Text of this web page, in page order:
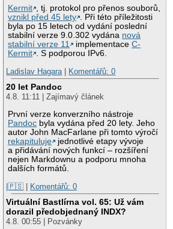
Kermit , tj. protokol pro přenos souborů,
vznikl před 45 lety . Při této příležitosti
byla po 15 letech od vydání poslední
stabilní verze 9.0.302 vydána nová
stabilní verze 11
implementaceC-
Kermit . S podporou IPv6.
Ladislav Hagara | Komentářů: 0
20 let Pandoc
4.8. 11:11 | Zajímavý článek
První verze konverzního nástroje
Pandoc byla vydána před 20 lety. Jeho
autor John MacFarlane při tomto výročí
rekapituluje
jednotlivé etapy vývoje
a přidávání nových funkcí – rozšíření
nejen Markdownu a podporu mnoha
dalších formátů.
|🇵🇸 | Komentářů: 0
Virtuální Bastlírna vol. 65: Už vám
dorazil předobjednaný INDX?
4.8. 00:55 | Pozvánky